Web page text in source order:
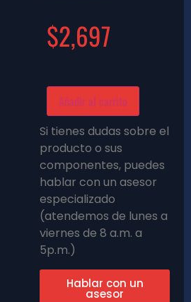
$2,697
Añadir al carrito
Si tienes dudas sobre el
producto o sus
componentes, puedes
hablar con un asesor
especializado
(atendemos de lunes a
viernes de 8 a.m. a
5p.m.)
Hablar con un
asesor